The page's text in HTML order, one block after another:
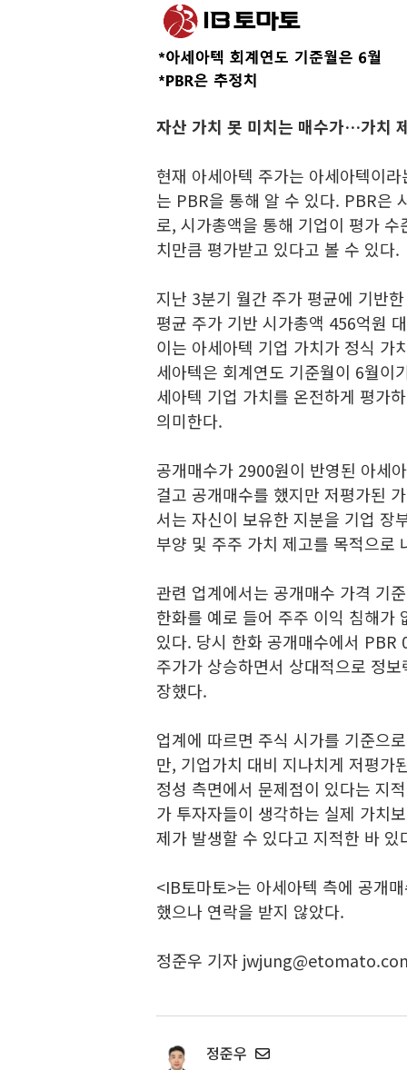
자산 가치 못 미치는 매수가…가치
현재 아세아텍 주가는 아세아텍이
는 PBR을 통해 알 수 있다. PBR은
로, 시가총액을 통해 기업이 평가
치만큼 평가받고 있다고 볼 수 있다.
지난 3분기 월간 주가 평균에 기반
평균 주가 기반 시가총액 456억원
이는 아세아텍 기업 가치가 정식 가
세아텍은 회계연도 기준월이 6월이
세아텍 기업 가치를 온전하게 평가
의미한다.
공개매수가 2900원이 반영된 아세
걸고 공개매수를 했지만 저평가된
서는 자신이 보유한 지분을 기업 장
부양 및 주주 가치 제고를 목적으로
관련 업계에서는 공개매수 가격 기
한화를 예로 들어 주주 이익 침해가
있다. 당시 한화 공개매수에서
주가가 상승하면서 상대적으로 정
장했다.
업계에 따르면 주식 시가를 기준으
만, 기업가치 대비 지나치게 저평가
정성 측면에서 문제점이 있다는 지
가 투자자들이 생각하는 실제 가치
제가 발생할 수 있다고 지적한 바 있
<IB토마토>는 아세아텍 측에 공개
했으나 연락을 받지 않았다.
정준우 기자
정준우